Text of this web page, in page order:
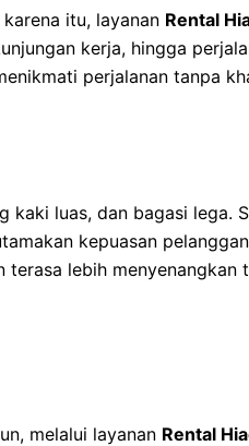
itu, layanan Rental
kerja, hingga
perjalanan tanpa
luas, dan bagasi lega.
kepuasan
lebih menyenangkan
melalui layanan Rental